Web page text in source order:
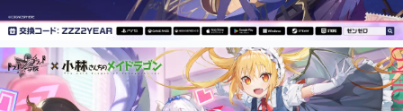
ピックアップ